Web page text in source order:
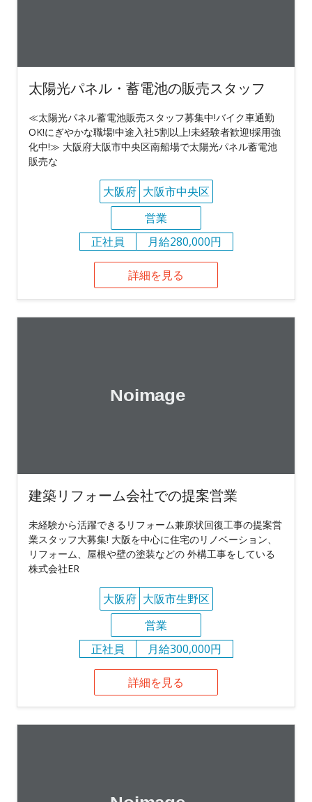
太陽光パネル・蓄電池の販売スタッフ
≪太陽光パネル蓄電池販売スタッフ募集中!バイク車通勤
OK!にぎやかな職場!中途入社5割以上!未経験者歓迎!採用強
化中!≫ 大阪府大阪市中央区南船場で太陽光パネル蓄電池
販売な
大阪府 大阪市中央区
営業
正社員
月給280,000円
詳細を見る
建築リフォーム会社での提案営業
未経験から活躍できるリフォーム兼原状回復工事の提案営
業スタッフ大募集! 大阪を中心に住宅のリノベーション、
リフォーム、屋根や壁の塗装などの 外構工事をしている
株式会社ER
大阪府 大阪市生野区
営業
正社員
月給300,000円
詳細を見る